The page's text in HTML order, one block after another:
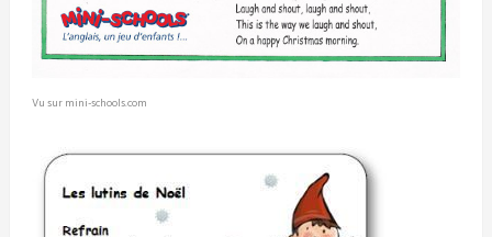
Vu sur mini-schools.com